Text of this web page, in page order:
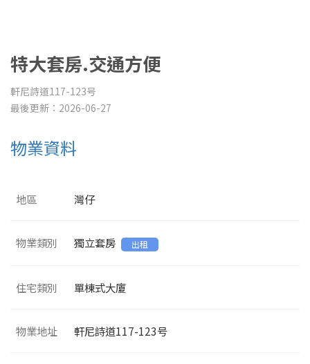
特大套房.交通方便
軒尼詩道117-123号
最後更新：2026-06-27
物業資料
地區 灣仔
物業類別 獨立套房 出租
住宅類別 單棟式大廈
物業地址 軒尼詩道117-123号